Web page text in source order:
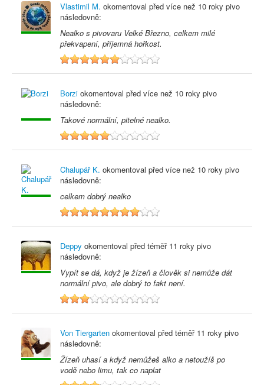
Vlastimil M. okomentoval před více než 10 roky pivo
následovně:
Nealko s pivovaru Velké Březno, celkem milé
překvapení, příjemná hořkost.
6
Borzi okomentoval před více než 10 roky pivo
následovně:
Takové normální, pitelné nealko.
5
Chalupář K. okomentoval před více než 10 roky pivo
následovně:
celkem dobrý nealko
8
Deppy okomentoval před téměř 11 roky pivo
následovně:
Vypít se dá, když je žízeň a člověk si nemůže dát
normální pivo, ale dobrý to fakt není.
3
Von Tiergarten okomentoval před téměř 11 roky pivo
následovně:
Žízeň uhasí a když nemůžeš alko a netoužíš po
vodě nebo limu, tak co naplat